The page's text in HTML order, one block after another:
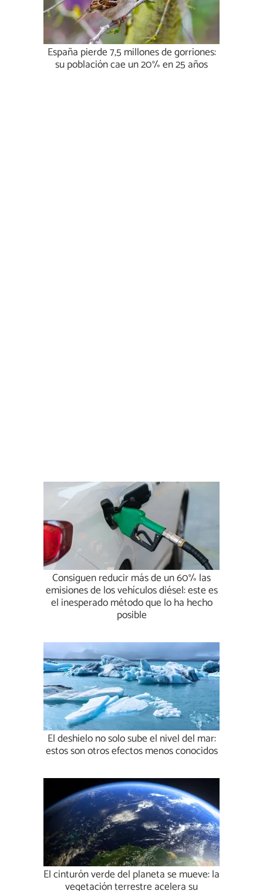
España pierde 7,5 millones de gorriones:
su población cae un 20% en 25 años
Consiguen reducir más de un 60% las
emisiones de los vehículos diésel: este es
el inesperado método que lo ha hecho
posible
El deshielo no solo sube el nivel del mar:
estos son otros efectos menos conocidos
El cinturón verde del planeta se mueve: la
vegetación terrestre acelera su